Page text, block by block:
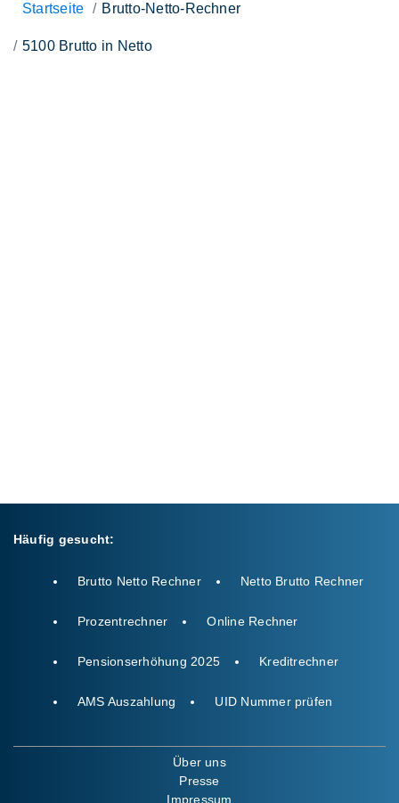
Startseite Brutto-Netto-Rechner
5100 Brutto in Netto
Häufig gesucht:
Brutto Netto Rechner Netto Brutto Rechner
Prozentrechner Online Rechner
Pensionserhöhung 2025 Kreditrechner
AMS Auszahlung UID Nummer prüfen
Über uns
Presse
Impressum